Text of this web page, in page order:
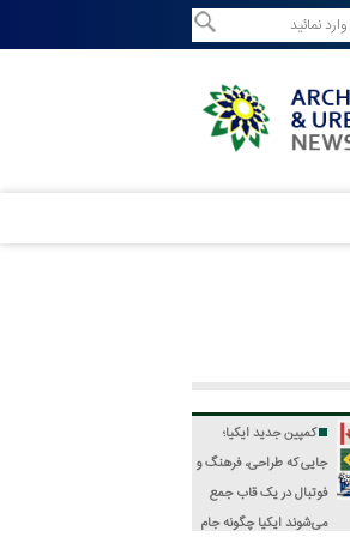
کمپین جدید ایکیا؛
جایی که طراحی، فرهنگ و
فوتبال در یک قاب جمع
می‌شوندایکیا چگونه جام